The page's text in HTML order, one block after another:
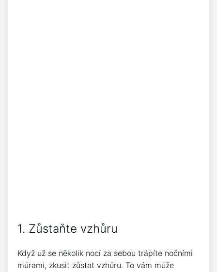
1. Zůstaňte vzhůru
Když už se několik nocí za sebou trápíte nočními
můrami, zkusit zůstat vzhůru. To vám může